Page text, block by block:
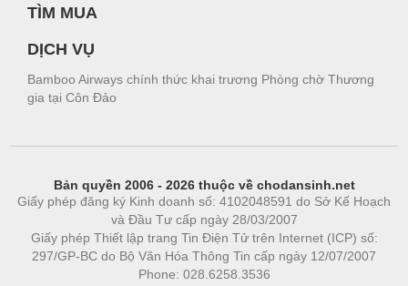
TÌM MUA
DỊCH VỤ
Bamboo Airways chính thức khai trương Phòng chờ Thương
gia tại Côn Đảo
Bản quyền 2006 - 2026 thuộc về chodansinh.net
Giấy phép đăng ký Kinh doanh số: 4102048591 do Sở Kế Hoạch
và Đầu Tư cấp ngày 28/03/2007
Giấy phép Thiết lập trang Tin Điện Tử trên Internet (ICP) số:
297/GP-BC do Bộ Văn Hóa Thông Tin cấp ngày 12/07/2007
Phone: 028.6258.3536